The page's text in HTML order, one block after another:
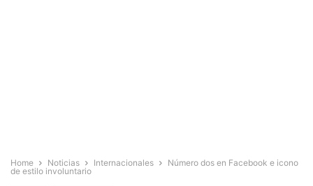
Home Noticias Internacionales
Número dos en Facebook e icono
de estilo involuntario